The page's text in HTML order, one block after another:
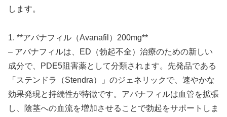
します。
1. **アバナフィル（Avanafil）200mg**
– アバナフィルは、ED（勃起不全）治療のための新しい
成分で、PDE5阻害薬として分類されます。先発品である
「ステンドラ（Stendra）」のジェネリックで、速やかな
効果発現と持続性が特徴です。アバナフィルは血管を拡張
し、陰茎への血流を増加させることで勃起をサポートしま